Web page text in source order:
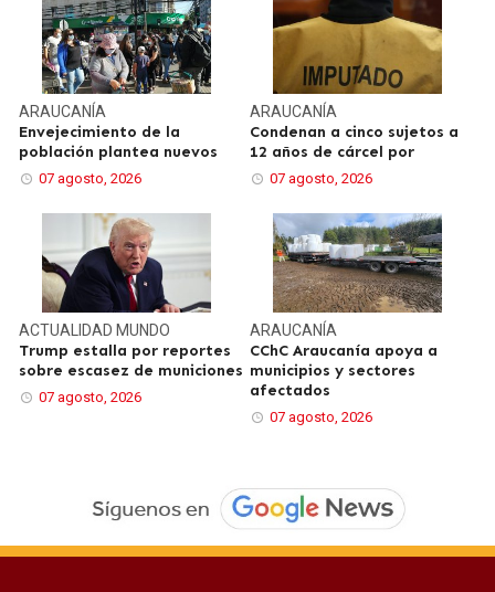
ARAUCANÍA
Envejecimiento de la
población plantea nuevos
07 agosto, 2026
ARAUCANÍA
Condenan a cinco sujetos a
12 años de cárcel por
07 agosto, 2026
ACTUALIDAD MUNDO
Trump estalla por reportes
sobre escasez de municiones
07 agosto, 2026
ARAUCANÍA
CChC Araucanía apoya a
municipios y sectores
afectados
07 agosto, 2026